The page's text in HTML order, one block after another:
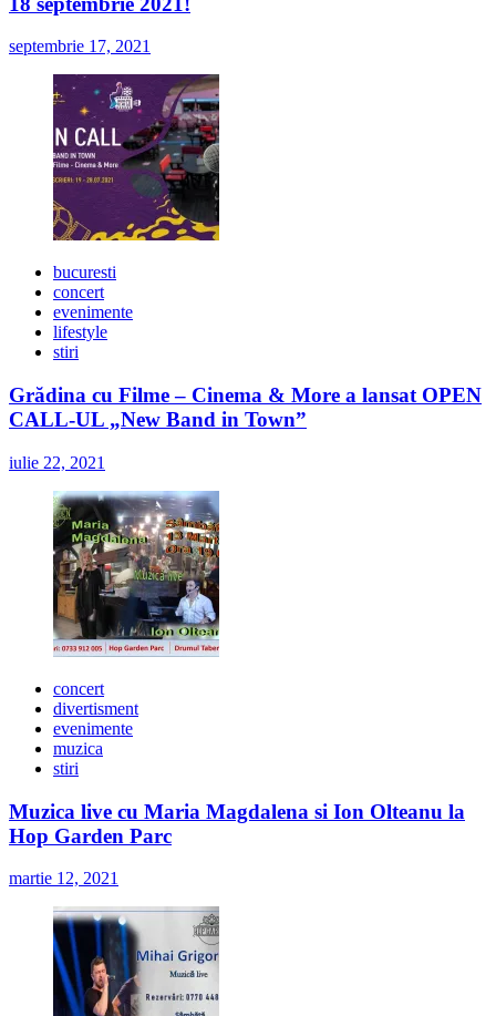
septembrie 17, 2021
bucuresti
concert
evenimente
lifestyle
stiri
Grădina cu Filme – Cinema & More a lansat OPEN
CALL-UL „New Band in Town”
iulie 22, 2021
concert
divertisment
evenimente
muzica
stiri
Muzica live cu Maria Magdalena si Ion Olteanu la
Hop Garden Parc
martie 12, 2021